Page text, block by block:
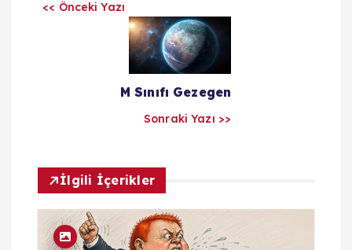
m
<< Önceki Yazı
M Sınıfı Gezegen
Sonraki Yazı >>
İlgili İçerikler